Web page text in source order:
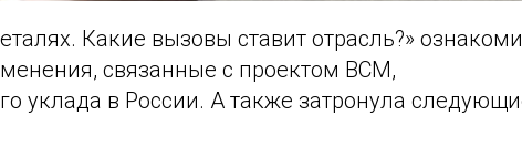
Какие вызовы ставит отрасль?»
связанные с проектом ВСМ,
уклада в России. А также затронула